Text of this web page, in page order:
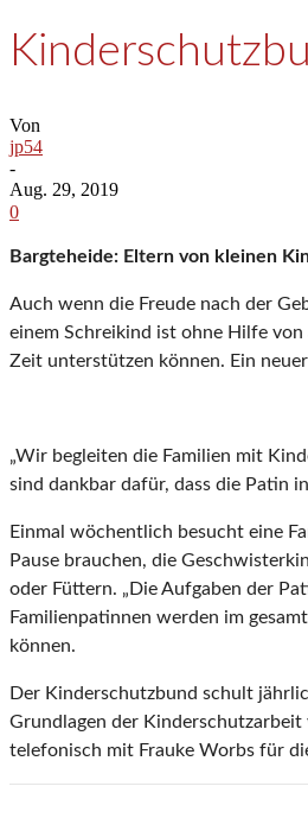
Von
jp54
-
Aug. 29, 2019
0
Bargteheide: Eltern von kleinen
Auch wenn die Freude nach der
einem Schreikind ist ohne Hilfe
Zeit unterstützen können. Ein
„Wir begleiten die Familien mit
sind dankbar dafür, dass die Patin
Einmal wöchentlich besucht eine
Pause brauchen, die
oder Füttern. „Die Aufgaben der
Familienpatinnen werden im
können.
Der Kinderschutzbund schult
Grundlagen der
telefonisch mit Frauke Worbs für